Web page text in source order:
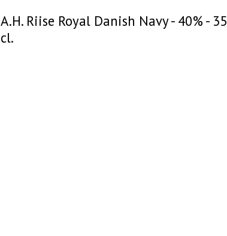
A.H. Riise Royal Danish Navy - 40% - 35
cl.